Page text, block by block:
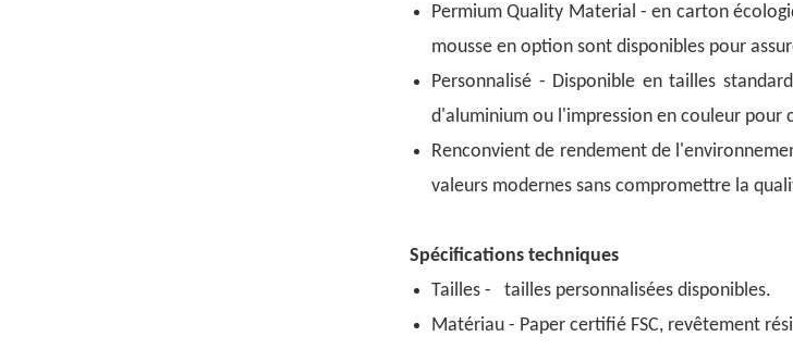
Permium Quality Material - en carton
mousse en option sont disponibles pour
Personnalisé - Disponible en tailles
d'aluminium ou l'impression en couleur
Renconvient de rendement de
valeurs modernes sans compromettre la
Spécifications techniques
Tailles - tailles personnalisées disponibles.
Matériau - Paper certifié FSC, revêtement